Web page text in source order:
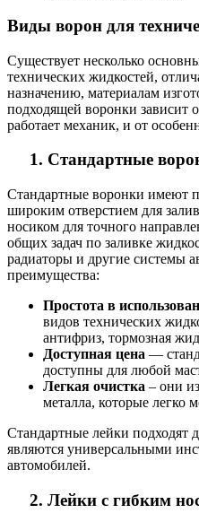
Виды ворон для
Существует несколько
технических жидкостей,
назначению, материалам
подходящей воронки зависит
работает механик, и от
1. Стандартные
Стандартные воронки имеют
широким отверстием для
носиком для точного
общих задач по заливке
радиаторы и другие системы
преимущества:
Простота в
видов технических
антифриз, тормозная
Доступная цена —
доступны для любой
Легкая очистка – они
металла, которые легко
Стандартные лейки подходят
являются универсальными
автомобилей.
2. Лейки с гибким